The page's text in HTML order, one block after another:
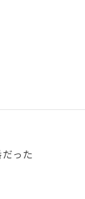
った